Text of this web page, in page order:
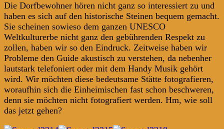
Die Dorfbewohner hören nicht ganz so interessiert zu und
haben es sich auf den historische Steinen bequem gemacht.
Sie scheinen sowieso dem ganzen UNESCO
Weltkulturerbe nicht ganz den gebührenden Respekt zu
zollen, haben wir so den Eindruck. Zeitweise haben wir
Probleme den Guide akustisch zu verstehen, da nebenher
lautstark telefoniert oder mit dem Handy Musik gehört
wird. Wir möchten diese bedeutsame Stätte fotografieren,
woraufhin sich die Einheimischen fast schon beschweren,
denn sie möchten nicht fotografiert werden. Hm, wie soll
das jetzt gehen?